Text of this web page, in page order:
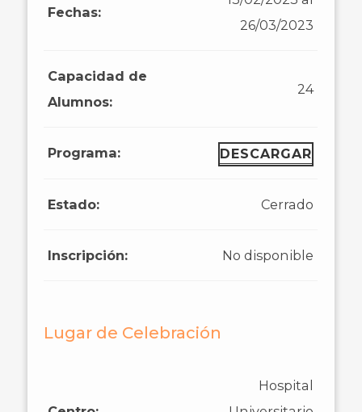
Fechas:
26/03/2023
Capacidad de
Alumnos:
24
Programa: DESCARGAR
Estado: Cerrado
Inscripción: No disponible
Lugar de Celebración
Hospital